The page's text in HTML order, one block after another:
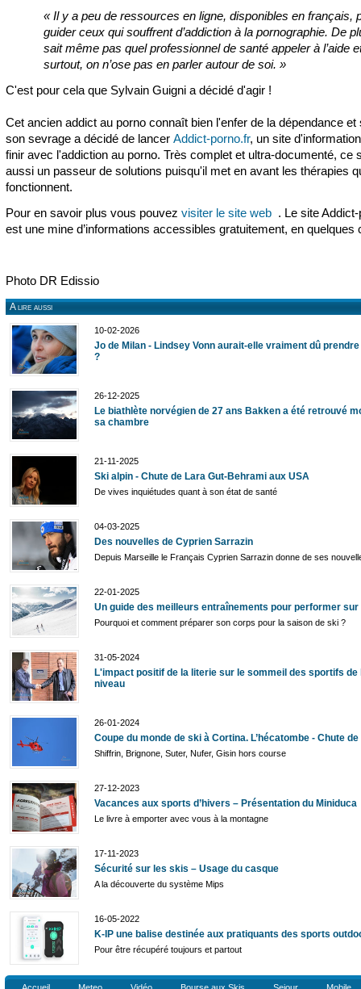
« Il y a peu de ressources en ligne, disponibles en français,
guider ceux qui souffrent d’addiction à la pornographie. De
sait même pas quel professionnel de santé appeler à l’aide
surtout, on n’ose pas en parler autour de soi. »
C'est pour cela que Sylvain Guigni a décidé d'agir !
Cet ancien addict au porno connaît bien l'enfer de la dépendance et
son sevrage a décidé de lancer Addict-porno.fr, un site
finir avec l'addiction au porno. Très complet et ultra-documenté, ce
aussi un passeur de solutions puisqu'il met en avant les thérapies
fonctionnent.
Pour en savoir plus vous pouvez visiter le site web . Le site
est une mine d’informations accessibles gratuitement, en quelques
Photo DR Edissio
A lire aussi
10-02-2026
Jo de Milan - Lindsey Vonn aurait-elle vraiment dû
?
26-12-2025
Le biathlète norvégien de 27 ans Bakken a été retrouvé
sa chambre
21-11-2025
Ski alpin - Chute de Lara Gut-Behrami aux USA
De vives inquiétudes quant à son état de santé
04-03-2025
Des nouvelles de Cyprien Sarrazin
Depuis Marseille le Français Cyprien Sarrazin donne de ses
22-01-2025
Un guide des meilleurs entraînements pour performer
Pourquoi et comment préparer son corps pour la saison de ski ?
31-05-2024
L'impact positif de la literie sur le sommeil des sportifs de
niveau
26-01-2024
Coupe du monde de ski à Cortina. L’hécatombe - Chute
Shiffrin, Brignone, Suter, Nufer, Gisin hors course
27-12-2023
Vacances aux sports d’hivers – Présentation du Miniduca
Le livre à emporter avec vous à la montagne
17-11-2023
Sécurité sur les skis – Usage du casque
A la découverte du système Mips
16-05-2022
K-IP une balise destinée aux pratiquants des sports
Pour être récupéré toujours et partout